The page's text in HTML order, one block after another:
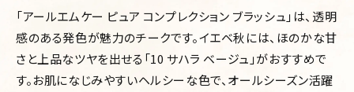
「アールエムケー ピュア コンプレクション ブラッシュ」は、透明
感のある発色が魅力のチークです。イエベ秋には、ほのかな甘
さと上品なツヤを出せる「10 サハラ ベージュ」がおすすめで
す。お肌になじみやすいヘルシーな色で、オールシーズン活躍